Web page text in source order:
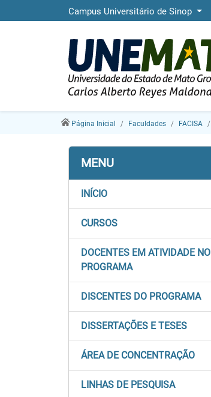
Campus Universitário de Sinop
Página Inicial Faculdades FACISA
MENU
INÍCIO
CURSOS
DOCENTES EM ATIVIDADE NO
PROGRAMA
DISCENTES DO PROGRAMA
DISSERTAÇÕES E TESES
ÁREA DE CONCENTRAÇÃO
LINHAS DE PESQUISA